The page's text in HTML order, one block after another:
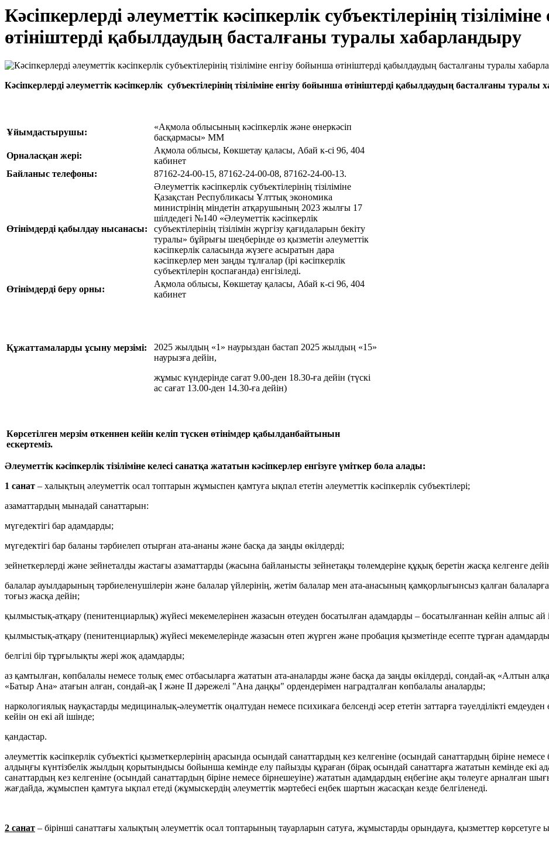
Кәсіпкерлерді әлеуметтік кәсіпкерлік субъектілерінің
өтініштерді қабылдаудың басталғаны туралы хабарландыру
Кәсіпкерлерді әлеуметтік кәсіпкерлік субъектілерінің тізіліміне енгізу бойынша өтініштерді қабылдаудың басталғаны туралы
Ұйымдастырушы:
«Ақмола облысының кәсіпкерлік және өнеркәсіп
басқармасы» ММ
Орналасқан жері:
Ақмола облысы, Көкшетау қаласы, Абай к-сі 96, 404
кабинет
Байланыс телефоны:
87162-24-00-15, 87162-24-00-08, 87162-24-00-13.
Өтінімдерді қабылдау нысанасы:
Әлеуметтік кәсіпкерлік субъектілерінің тізіліміне
Қазақстан Республикасы Ұлттық экономика
министрінің міндетін атқарушының 2023 жылғы 17
шілдедегі №140 «Әлеуметтік кәсіпкерлік
субъектілерінің тізілімін жүргізу қағидаларын бекіту
туралы» бұйрығы шеңберінде өз қызметін әлеуметтік
кәсіпкерлік саласында жүзеге асыратын дара
кәсіпкерлер мен заңды тұлғалар (ірі кәсіпкерлік
субъектілерін қоспағанда) енгізіледі.
Өтінімдерді беру орны:
Ақмола облысы, Көкшетау қаласы, Абай к-сі 96, 404
кабинет
Құжаттамаларды ұсыну мерзімі:
2025 жылдың «1» наурыздан бастап 2025 жылдың «15»
наурызға дейін,
жұмыс күндерінде сағат 9.00-ден 18.30-ға дейін (түскі
ас сағат 13.00-ден 14.30-ға дейін)
Көрсетілген мерзім өткеннен кейін келіп түскен өтінімдер қабылданбайтынын
ескертеміз.
Әлеуметтік кәсіпкерлік тізіліміне келесі санатқа жататын кәсіпкерлер енгізуге үміткер бола алады:
1 санат – халықтың әлеуметтік осал топтарын жұмыспен қамтуға ықпал ететін әлеуметтік кәсіпкерлік субъектілері;
азаматтардың мынадай санаттарын:
мүгедектігі бар адамдарды;
мүгедектігі бар баланы тәрбиелеп отырған ата-ананы және басқа да заңды өкілдерді;
зейнеткерлерді және зейнеталды жастағы азаматтарды (жасына байланысты зейнетақы төлемдеріне құқық беретін жасқа келгенге
балалар ауылдарының тәрбиеленушілерін және балалар үйлерінің, жетім балалар мен ата-анасының қамқорлығынсыз қалған
тоғыз жасқа дейін;
қылмыстық-атқару (пенитенциарлық) жүйесі мекемелерінен жазасын өтеуден босатылған адамдарды – босатылғаннан кейін алпыс ай
қылмыстық-атқару (пенитенциарлық) жүйесі мекемелерінде жазасын өтеп жүрген және пробация қызметінде есепте тұрған
белгілі бір тұрғылықты жері жоқ адамдарды;
аз қамтылған, көпбалалы немесе толық емес отбасыларға жататын ата-аналарды және басқа да заңды өкілдерді, сондай-ақ «Алтын
«Батыр Ана» атағын алған, сондай-ақ I және II дәрежелі "Ана даңқы" ордендерімен наградталған көпбалалы аналарды;
наркологиялық науқастарды медициналық-әлеуметтік оңалтудан немесе психикаға белсенді әсер ететін заттарға тәуелділікті
кейін он екі ай ішінде;
қандастар.
әлеуметтік кәсіпкерлік субъектісі қызметкерлерінің арасында осындай санаттардың кез келгеніне (осындай санаттардың біріне
алдыңғы күнтізбелік жылдың қорытындысы бойынша кемінде елу пайызды құраған (бірақ осындай санаттарға жататын кемінде екі
санаттардың кез келгеніне (осындай санаттардың біріне немесе бірнешеуіне) жататын адамдардың еңбегіне ақы төлеуге арналған
жағдайда, жұмыспен қамтуға ықпал етеді (жұмыскердің әлеуметтік мәртебесі еңбек шартын жасасқан кезде белгіленеді.
2 санат – бірінші санаттағы халықтың әлеуметтік осал топтарының тауарларын сатуға, жұмыстарды орындауға, қызметтер көрсетуге